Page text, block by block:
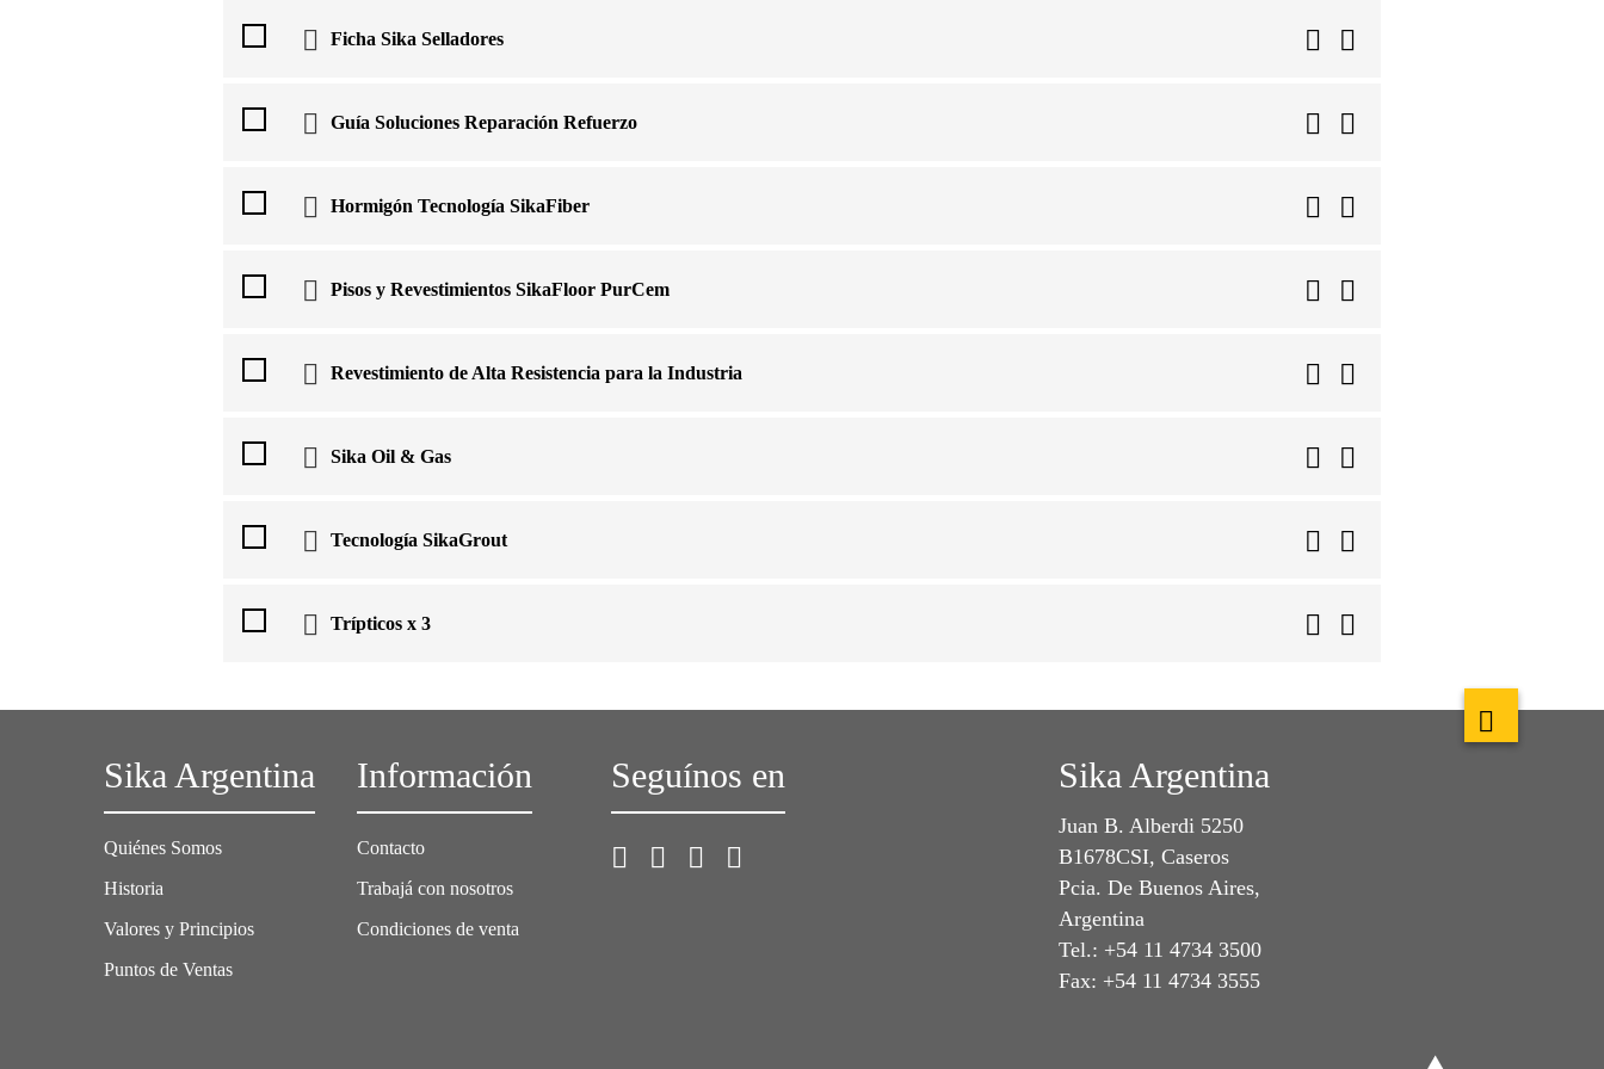
Ficha Sika Selladores
Guía Soluciones Reparación Refuerzo
Hormigón Tecnología SikaFiber
Pisos y Revestimientos SikaFloor PurCem
Revestimiento de Alta Resistencia para la Industria
Sika Oil & Gas
Tecnología SikaGrout
Trípticos x 3
Sika Argentina
Quiénes Somos
Historia
Valores y Principios
Puntos de Ventas
Información
Contacto
Trabajá con nosotros
Condiciones de venta
Seguínos en Sika Argentina
Juan B. Alberdi 5250
B1678CSI, Caseros
Pcia. De Buenos Aires,
Argentina
Tel.: +54 11 4734 3500
Fax: +54 11 4734 3555